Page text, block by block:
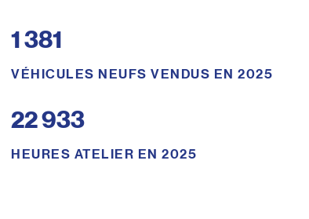
1 381
VÉHICULES NEUFS VENDUS EN 2025
22 933
HEURES ATELIER EN 2025